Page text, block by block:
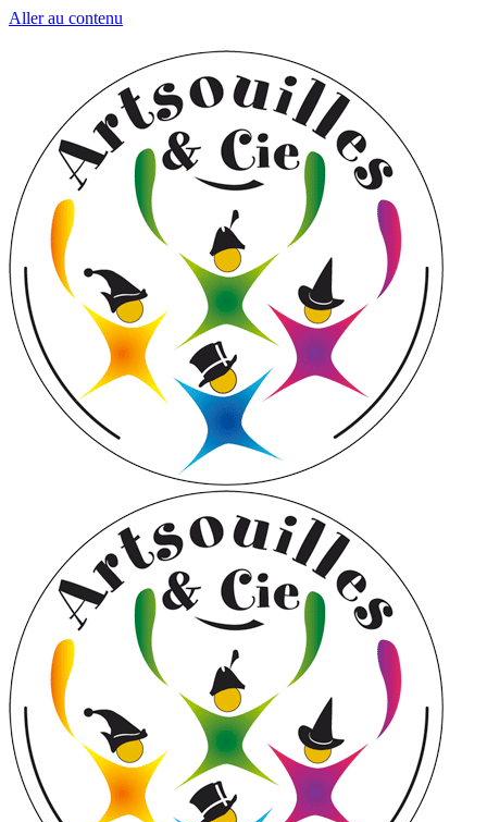
Aller au contenu